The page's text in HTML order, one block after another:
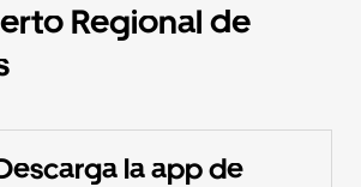
Regional de
la app de